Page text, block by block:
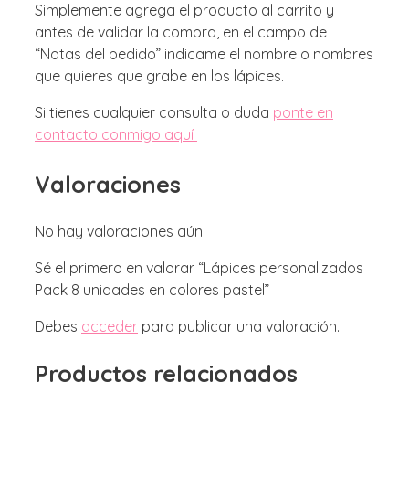
Simplemente agrega el producto al carrito y
antes de validar la compra, en el campo de
“Notas del pedido” indicame el nombre o nombres
que quieres que grabe en los lápices.
Si tienes cualquier consulta o duda ponte en
contacto conmigo aquí
Valoraciones
No hay valoraciones aún.
Sé el primero en valorar “Lápices personalizados
Pack 8 unidades en colores pastel”
Debes acceder para publicar una valoración.
Productos relacionados